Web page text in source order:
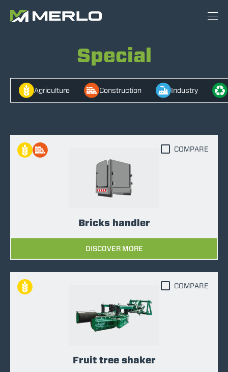
Special
Agriculture Construction Industry
Bricks handler
DISCOVER MORE
COMPARE
Fruit tree shaker
COMPARE